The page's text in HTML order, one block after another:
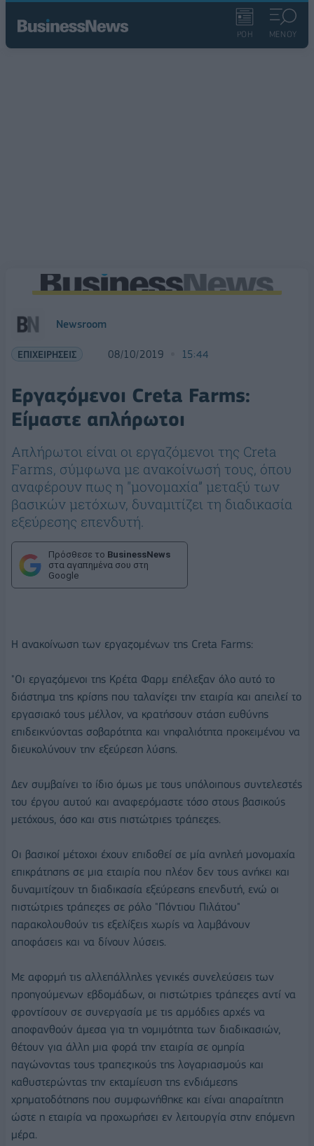
ΡΟΗ ΜΕΝΟΥ
Newsroom
ΕΠΙΧΕΙΡΗΣΕΙΣ 08/10/2019 15:44
Εργαζόμενοι Creta Farms:
Είμαστε απλήρωτοι
Απλήρωτοι είναι οι εργαζόμενοι της Creta
Farms, σύμφωνα με ανακοίνωσή τους, όπου
αναφέρουν πως η "μονομαχία” μεταξύ των
βασικών μετόχων, δυναμιτίζει τη διαδικασία
εξεύρεσης επενδυτή.
Πρόσθεσε το BusinessNews
στα αγαπημένα σου στη
Google
Η ανακοίνωση των εργαζομένων της Creta Farms:
"Οι εργαζόμενοι της Κρέτα Φαρμ επέλεξαν όλο αυτό το
διάστημα της κρίσης που ταλανίζει την εταιρία και απειλεί το
εργασιακό τους μέλλον, να κρατήσουν στάση ευθύνης
επιδεικνύοντας σοβαρότητα και νηφαλιότητα προκειμένου να
διευκολύνουν την εξεύρεση λύσης.
Δεν συμβαίνει το ίδιο όμως με τους υπόλοιπους συντελεστές
του έργου αυτού και αναφερόμαστε τόσο στους βασικούς
μετόχους, όσο και στις πιστώτριες τράπεζες.
Οι βασικοί μέτοχοι έχουν επιδοθεί σε μία ανηλεή μονομαχία
επικράτησης σε μια εταιρία που πλέον δεν τους ανήκει και
δυναμιτίζουν τη διαδικασία εξεύρεσης επενδυτή, ενώ οι
πιστώτριες τράπεζες σε ρόλο "Πόντιου Πιλάτου"
παρακολουθούν τις εξελίξεις χωρίς να λαμβάνουν
αποφάσεις και να δίνουν λύσεις.
Με αφορμή τις αλλεπάλληλες γενικές συνελεύσεις των
προηγούμενων εβδομάδων, οι πιστώτριες τράπεζες αντί να
φροντίσουν σε συνεργασία με τις αρμόδιες αρχές να
αποφανθούν άμεσα για τη νομιμότητα των διαδικασιών,
θέτουν για άλλη μια φορά την εταιρία σε ομηρία
παγώνοντας τους τραπεζικούς της λογαριασμούς και
καθυστερώντας την εκταμίευση της ενδιάμεσης
χρηματοδότησης που συμφωνήθηκε και είναι απαραίτητη
ώστε η εταιρία να προχωρήσει εν λειτουργία στην επόμενη
μέρα.